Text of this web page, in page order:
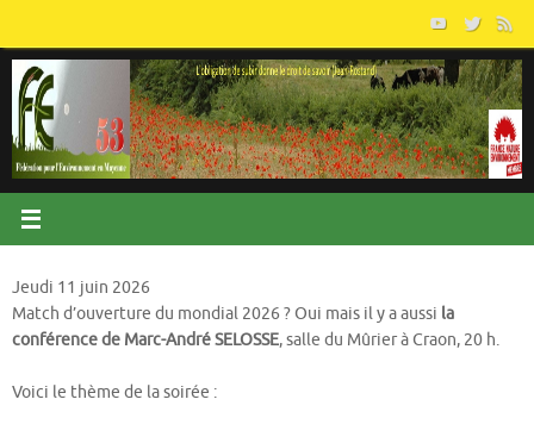
contenu
Jeudi 11 juin 2026
Match d’ouverture du mondial 2026 ? Oui mais il y a aussi la
conférence de Marc-André SELOSSE, salle du Mûrier à Craon, 20 h.
Voici le thème de la soirée :